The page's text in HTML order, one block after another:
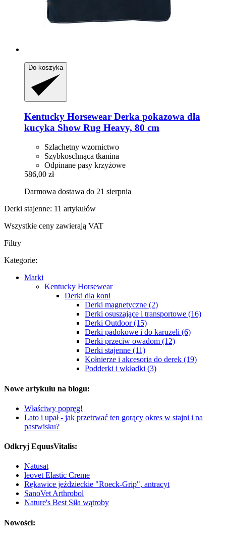
Do koszyka
Kentucky Horsewear Derka pokazowa dla
kucyka Show Rug Heavy, 80 cm
Szlachetny wzornictwo
Szybkoschnąca tkanina
Odpinane pasy krzyżowe
586,00 zł
Darmowa dostawa do 21 sierpnia
Derki stajenne: 11 artykułów
Wszystkie ceny zawierają VAT
Filtry
Kategorie:
Marki
Kentucky Horsewear
Derki dla koni
Derki magnetyczne (2)
Derki osuszające i transportowe (16)
Derki Outdoor (15)
Derki padokowe i do karuzeli (6)
Derki przeciw owadom (12)
Derki stajenne (11)
Kołnierze i akcesoria do derek (19)
Podderki i wkładki (3)
Nowe artykułu na blogu:
Właściwy popręg!
Lato i upał - jak przetrwać ten gorący okres w stajni i na
pastwisku?
Odkryj EquusVitalis:
Natusat
leovet Elastic Creme
Rękawice jeździeckie "Roeck-Grip", antracyt
SanoVet Arthrobol
Nature's Best Siła wątroby
Nowości: